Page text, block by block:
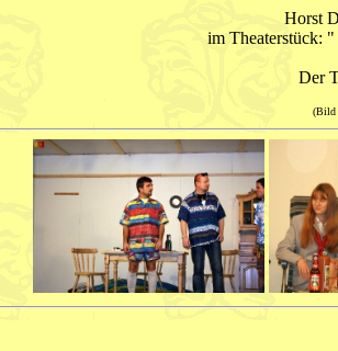
Horst
im Theaterstück:
Der
(Bild